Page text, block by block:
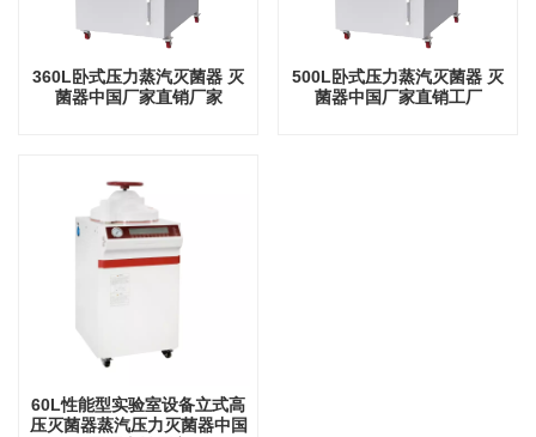
360L卧式压力蒸汽灭菌器 灭
菌器中国厂家直销厂家
500L卧式压力蒸汽灭菌器 灭
菌器中国厂家直销工厂
60L性能型实验室设备立式高
压灭菌器蒸汽压力灭菌器中国